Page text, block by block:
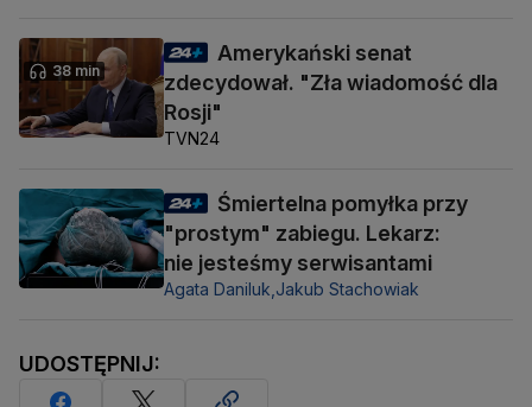
38 min
Amerykański senat
zdecydował. "Zła wiadomość dla
Rosji"
TVN24
Śmiertelna pomyłka przy
"prostym" zabiegu. Lekarz:
nie jesteśmy serwisantami
Agata Daniluk, Jakub Stachowiak
UDOSTĘPNIJ: